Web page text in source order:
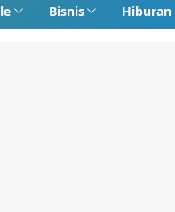
Bisnis Hiburan